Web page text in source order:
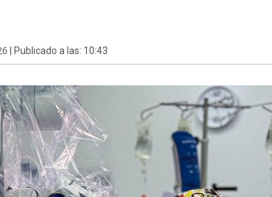
| Publicado a las: 10:43